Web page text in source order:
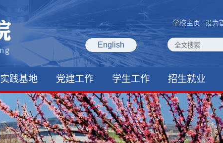
学校主页 设为
English
实践基地 党建工作 学生工作 招生就业